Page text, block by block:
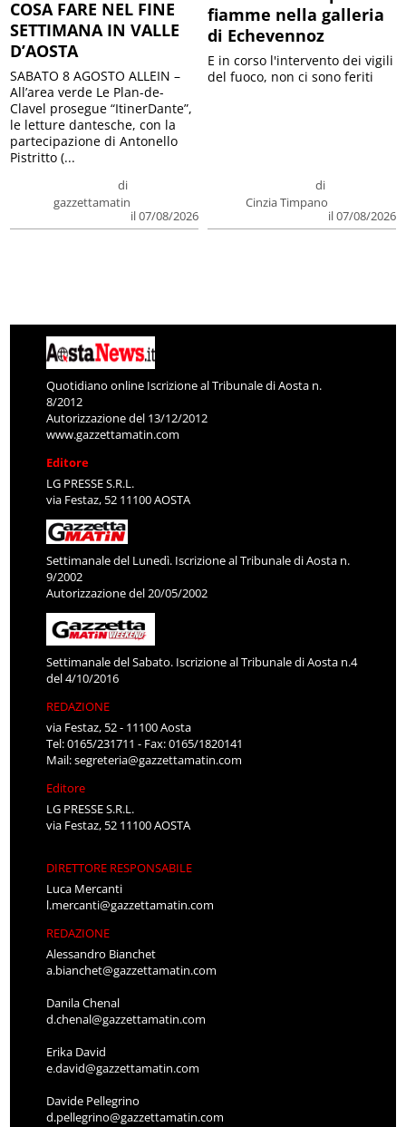
COSA FARE NEL FINE
SETTIMANA IN VALLE
D’AOSTA
di
gazzettamatin
il 07/08/2026
SABATO 8 AGOSTO ALLEIN –
All’area verde Le Plan-de-
Clavel prosegue “ItinerDante”,
le letture dantesche, con la
partecipazione di Antonello
Pistritto (...
fiamme nella galleria
di Echevennoz
di
Cinzia Timpano
il 07/08/2026
E in corso l'intervento dei vigili
del fuoco, non ci sono feriti
Quotidiano online Iscrizione al Tribunale di Aosta n.
8/2012
Autorizzazione del 13/12/2012
www.gazzettamatin.com
Editore
LG PRESSE S.R.L.
via Festaz, 52 11100 AOSTA
Settimanale del Lunedì. Iscrizione al Tribunale di Aosta n.
9/2002
Autorizzazione del 20/05/2002
Settimanale del Sabato. Iscrizione al Tribunale di Aosta n.4
del 4/10/2016
REDAZIONE
via Festaz, 52 - 11100 Aosta
Tel: 0165/231711 - Fax: 0165/1820141
Mail:segreteria@gazzettamatin.com
Editore
LG PRESSE S.R.L.
via Festaz, 52 11100 AOSTA
DIRETTORE RESPONSABILE
Luca Mercanti
l.mercanti@gazzettamatin.com
REDAZIONE
Alessandro Bianchet
a.bianchet@gazzettamatin.com
Danila Chenal
d.chenal@gazzettamatin.com
Erika David
e.david@gazzettamatin.com
Davide Pellegrino
d.pellegrino@gazzettamatin.com